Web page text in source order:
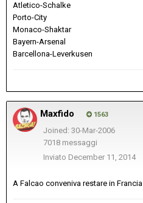
Atletico-Schalke
Porto-City
Monaco-Shaktar
Bayern-Arsenal
Barcellona-Leverkusen
Maxfido 1563
Joined: 30-Mar-2006
7018 messaggi
Inviato December 11, 2014
A Falcao conveniva restare in Francia